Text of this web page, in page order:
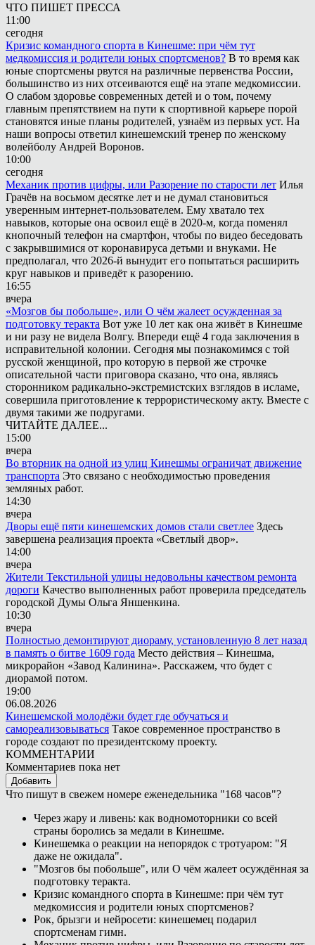
ЧТО ПИШЕТ ПРЕССА
11:00
сегодня
Кризис командного спорта в Кинешме: при чём тут
медкомиссия и родители юных спортсменов? В то время как
юные спортсмены рвутся на различные первенства России,
большинство из них отсеиваются ещё на этапе медкомиссии.
О слабом здоровье современных детей и о том, почему
главным препятствием на пути к спортивной карьере порой
становятся иные планы родителей, узнаём из первых уст. На
наши вопросы ответил кинешемский тренер по женскому
волейболу Андрей Воронов.
10:00
сегодня
Механик против цифры, или Разорение по старости лет Илья
Грачёв на восьмом десятке лет и не думал становиться
уверенным интернет-пользователем. Ему хватало тех
навыков, которые она освоил ещё в 2020-м, когда поменял
кнопочный телефон на смартфон, чтобы по видео беседовать
с закрывшимися от коронавируса детьми и внуками. Не
предполагал, что 2026-й вынудит его попытаться расширить
круг навыков и приведёт к разорению.
16:55
вчера
«Мозгов бы побольше», или О чём жалеет осужденная за
подготовку теракта Вот уже 10 лет как она живёт в Кинешме
и ни разу не видела Волгу. Впереди ещё 4 года заключения в
исправительной колонии. Сегодня мы познакомимся с той
русской женщиной, про которую в первой же строчке
описательной части приговора сказано, что она, являясь
сторонником радикально-экстремистских взглядов в исламе,
совершила приготовление к террористическому акту. Вместе с
двумя такими же подругами.
ЧИТАЙТЕ ДАЛЕЕ...
15:00
вчера
Во вторник на одной из улиц Кинешмы ограничат движение
транспорта Это связано с необходимостью проведения
земляных работ.
14:30
вчера
Дворы ещё пяти кинешемских домов стали светлее Здесь
завершена реализация проекта «Светлый двор».
14:00
вчера
Жители Текстильной улицы недовольны качеством ремонта
дороги Качество выполненных работ проверила председатель
городской Думы Ольга Яншенкина.
10:30
вчера
Полностью демонтируют диораму, установленную 8 лет назад
в память о битве 1609 года Место действия – Кинешма,
микрорайон «Завод Калинина». Расскажем, что будет с
диорамой потом.
19:00
06.08.2026
Кинешемской молодёжи будет где обучаться и
самореализовываться Такое современное пространство в
городе создают по президентскому проекту.
КОММЕНТАРИИ
Комментариев пока нет
Добавить
Что пишут в свежем номере еженедельника "168 часов"?
Через жару и ливень: как водномоторники со всей
страны боролись за медали в Кинешме.
Кинешемка о реакции на непорядок с тротуаром: "Я
даже не ожидала".
"Мозгов бы побольше", или О чём жалеет осуждённая за
подготовку теракта.
Кризис командного спорта в Кинешме: при чём тут
медкомиссия и родители юных спортсменов?
Рок, брызги и нейросети: кинешемец подарил
спортсменам гимн.